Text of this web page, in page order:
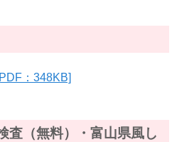
：348KB]
査（無料）・富山県風し